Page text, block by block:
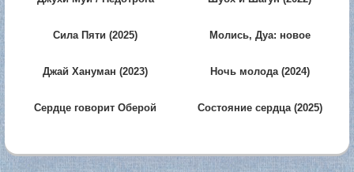
Сила Пяти (2025)
Молись, Дуа: новое
Джай Хануман (2023) Ночь молода (2024)
Сердце говорит Оберой
Состояние сердца (2025)